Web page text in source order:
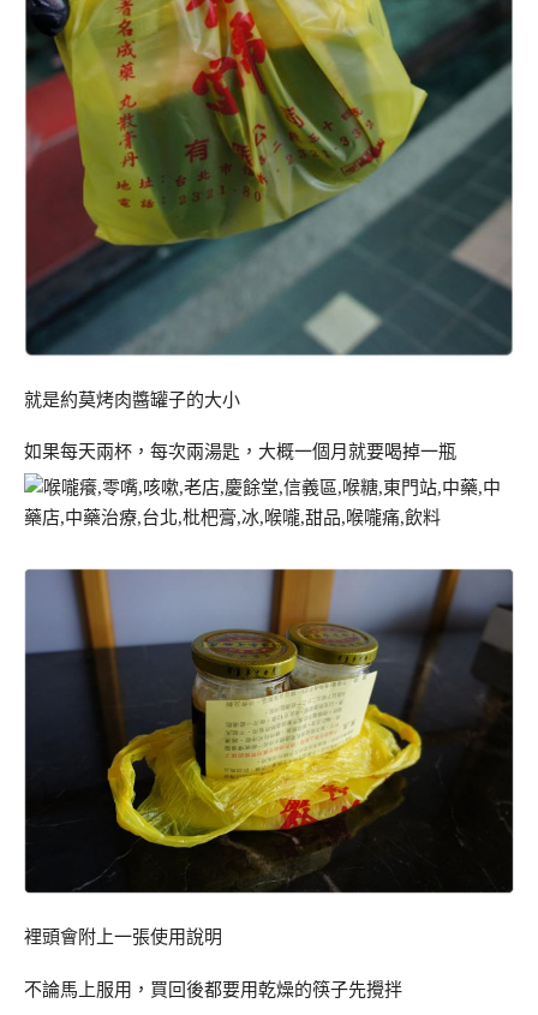
就是約莫烤肉醬罐子的大小
如果每天兩杯，每次兩湯匙，大概一個月就要喝掉一瓶
裡頭會附上一張使用說明
不論馬上服用，買回後都要用乾燥的筷子先攪拌